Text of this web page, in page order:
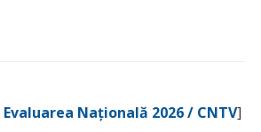
Evaluarea Națională 2026 / CNTV]